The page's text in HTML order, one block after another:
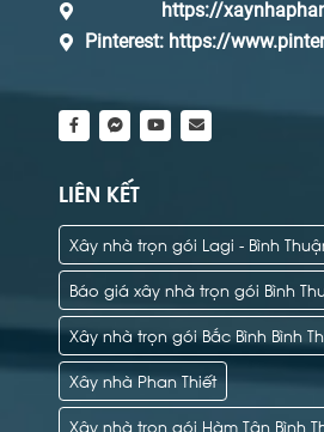
https://
Pinterest: https://
LIÊN KẾT
Xây nhà trọn gói Lagi - Bình
Báo giá xây nhà trọn gói Bình
Xây nhà trọn gói Bắc Bình Bình
Xây nhà Phan Thiết
Xây nhà trọn gói Hàm Tân Bình